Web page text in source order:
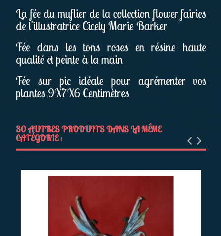
La fée du muflier de la collection flower fairies
de l'illustratrice Cicely Marie Barker
Fée dans les tons roses en résine haute
qualité et peinte à la main
Fée sur pic idéale pour agrémenter vos
plantes 9X7X6 Centimètres
30 AUTRES PRODUITS DANS LA MÊME
CATÉGORIE :